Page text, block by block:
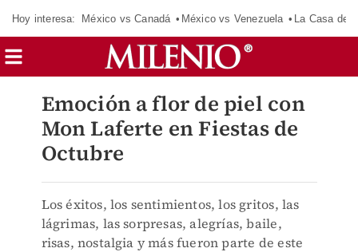
Hoy interesa: México vs Canadá México vs Venezuela La Casa de
Emoción a flor de piel con
Mon Laferte en Fiestas de
Octubre
Los éxitos, los sentimientos, los gritos, las
lágrimas, las sorpresas, alegrías, baile,
risas, nostalgia y más fueron parte de este